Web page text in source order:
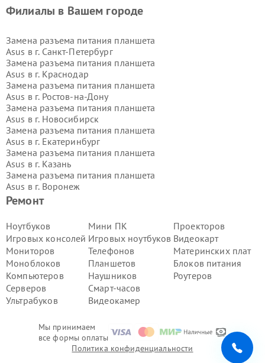
Мы принимаем
все формы оплаты
Ремонт
Ноутбуков
Игровых консолей
Мониторов
Моноблоков
Компьютеров
Серверов
Ультрабуков
Мини ПК
Игровых ноутбуков
Телефонов
Планшетов
Наушников
Смарт-часов
Видеокамер
Проекторов
Видеокарт
Материнских плат
Блоков питания
Роутеров
Филиалы в Вашем городе
Замена разъема питания планшета
Asus в г. Санкт-Петербург
Замена разъема питания планшета
Asus в г. Краснодар
Замена разъема питания планшета
Asus в г. Ростов-на-Дону
Замена разъема питания планшета
Asus в г. Новосибирск
Замена разъема питания планшета
Asus в г. Екатеринбург
Замена разъема питания планшета
Asus в г. Казань
Замена разъема питания планшета
Asus в г. Воронеж
Замена разъема питания планшета
Замена разъема питания планшета
Asus в г.Самара
Замена разъема питания планшета
Asus в г.Пермь
Замена разъема питания планшета
Asus в г.Красноярск
Замена разъема питания планшета
Asus в г.Ижевск
Asus в г. Челябинск
Замена разъема питания планшета
Asus в г.Тюмень
Замена разъема питания планшета
Политика конфиденциальности